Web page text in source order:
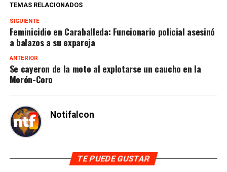
TEMAS RELACIONADOS
SIGUIENTE
Feminicidio en Caraballeda: Funcionario policial asesinó
a balazos a su expareja
ANTERIOR
Se cayeron de la moto al explotarse un caucho en la
Morón-Coro
Notifalcon
TE PUEDE GUSTAR